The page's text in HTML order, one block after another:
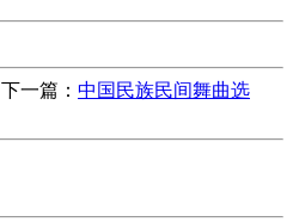
下一篇： 中国民族民间舞曲选